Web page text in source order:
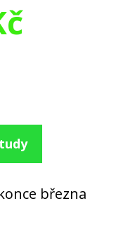
března